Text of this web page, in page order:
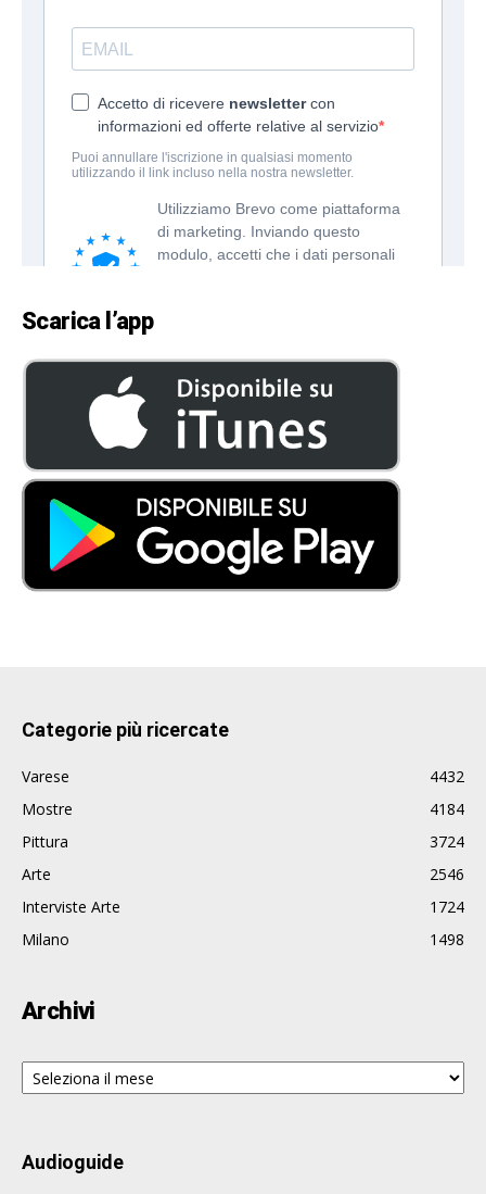
Scarica l’app
Categorie più ricercate
Varese
4432
Mostre
4184
Pittura
3724
Arte
2546
Interviste Arte
1724
Milano
1498
Archivi
Archivi
Audioguide